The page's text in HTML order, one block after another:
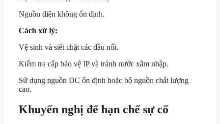
Nguồn điện không ổn định.
Cách xử lý:
Vệ sinh và siết chặt các đầu nối.
Kiểm tra cấp bảo vệ IP và tránh nước xâm nhập.
Sử dụng nguồn DC ổn định hoặc bộ nguồn chất lượng
cao.
Khuyến nghị để hạn chế sự cố